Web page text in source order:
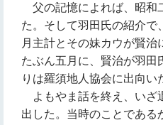
父の記憶によれば、昭和
た。そして羽田氏の紹介で
月主計とその妹カウが賢
たぶん五月に、賢治が羽田
りは羅須地人協会に出向い
よもやま話を終え、いざ
出した。当時のことである